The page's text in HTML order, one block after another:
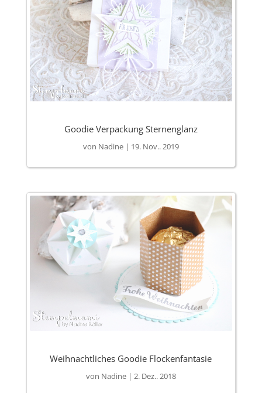
Goodie Verpackung Sternenglanz
von Nadine| 19. Nov.. 2019
Weihnachtliches Goodie Flockenfantasie
von Nadine| 2. Dez.. 2018